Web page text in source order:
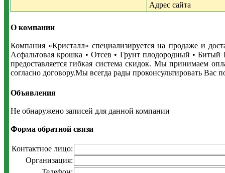
Адрес сайта
О компании
Компания «Кристалл» специализируется на продаже и
Асфальтовая крошка • Отсев • Грунт плодородный •
предоставляется гибкая система скидок. Мы принимаем
согласно договору.Мы всегда рады проконсультировать
Объявления
Не обнаружено записей для данной компании
Форма обратной связи
Контактное лицо:
Организация: